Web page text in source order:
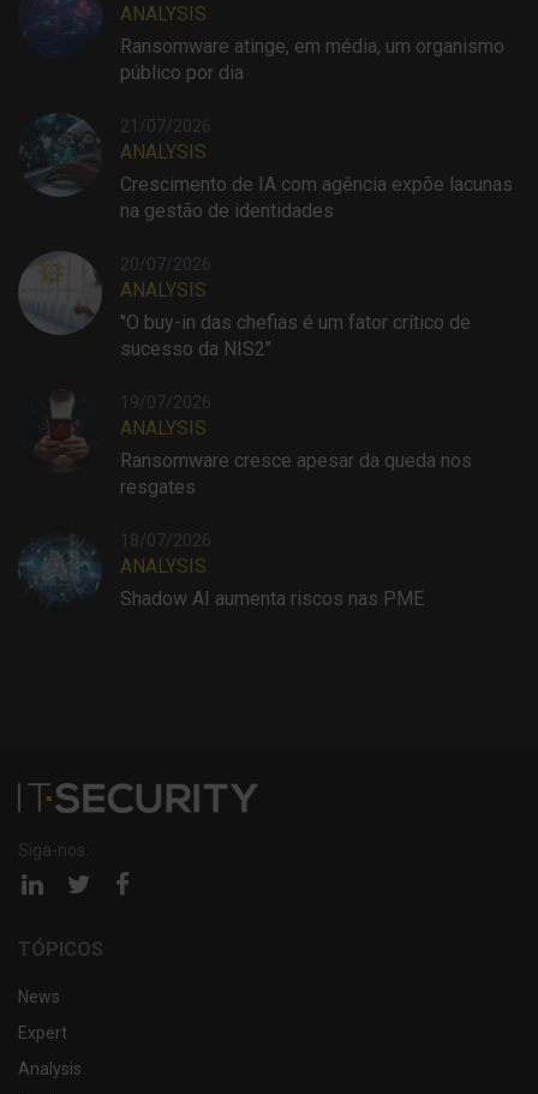
ANALYSIS
Ransomware atinge, em média, um organismo
público por dia
21/07/2026
ANALYSIS
Crescimento de IA com agência expõe lacunas
na gestão de identidades
20/07/2026
ANALYSIS
"O buy-in das chefias é um fator crítico de
sucesso da NIS2"
19/07/2026
ANALYSIS
Ransomware cresce apesar da queda nos
resgates
18/07/2026
ANALYSIS
Shadow AI aumenta riscos nas PME
Siga-nos:
Página Página
TÓPICOS
News
Expert
Analysis